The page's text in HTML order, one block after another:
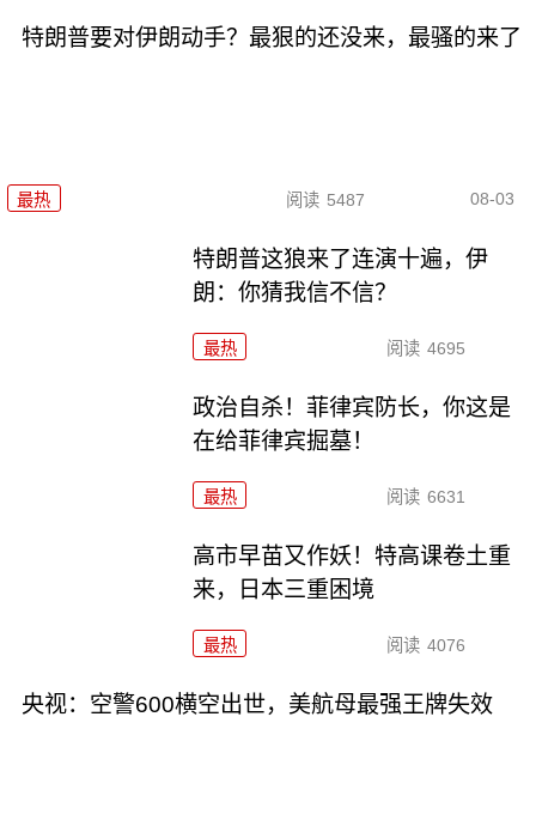
特朗普要对伊朗动手？最狠的还没来，最骚的来了
最热 阅读 5487 08-03
特朗普这狼来了连演十遍，伊
朗：你猜我信不信？
最热 阅读 4695
政治自杀！菲律宾防长，你这是
在给菲律宾掘墓！
最热 阅读 6631
高市早苗又作妖！特高课卷土重
来，日本三重困境
最热 阅读 4076
央视：空警600横空出世，美航母最强王牌失效